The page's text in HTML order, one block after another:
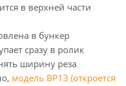
в верхней части
в бункер
сразу в ролик
ширину реза
модель BP13 (откроется